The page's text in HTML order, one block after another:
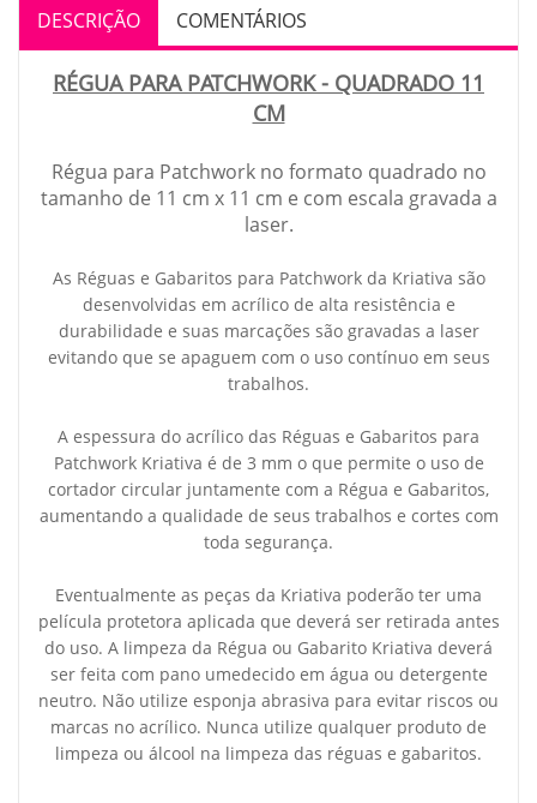
DESCRIÇÃO COMENTÁRIOS
RÉGUA PARA PATCHWORK - QUADRADO 11
CM
Régua para Patchwork no formato quadrado no
tamanho de 11 cm x 11 cm e com escala gravada a
laser.
As Réguas e Gabaritos para Patchwork da Kriativa são
desenvolvidas em acrílico de alta resistência e
durabilidade e suas marcações são gravadas a laser
evitando que se apaguem com o uso contínuo em seus
trabalhos.
A espessura do acrílico das Réguas e Gabaritos para
Patchwork Kriativa é de 3 mm o que permite o uso de
cortador circular juntamente com a Régua e Gabaritos,
aumentando a qualidade de seus trabalhos e cortes com
toda segurança.
Eventualmente as peças da Kriativa poderão ter uma
película protetora aplicada que deverá ser retirada antes
do uso. A limpeza da Régua ou Gabarito Kriativa deverá
ser feita com pano umedecido em água ou detergente
neutro. Não utilize esponja abrasiva para evitar riscos ou
marcas no acrílico. Nunca utilize qualquer produto de
limpeza ou álcool na limpeza das réguas e gabaritos.